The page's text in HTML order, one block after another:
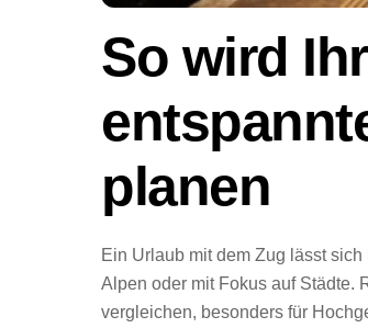
So wird
planen
Ein Urlaub mit dem Zug lässt
Alpen oder mit Fokus auf Städte.
vergleichen, besonders für